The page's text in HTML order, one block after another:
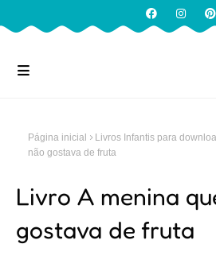
Página inicial Livros Infantis para
não gostava de fruta
Livro A menina
gostava de fruta